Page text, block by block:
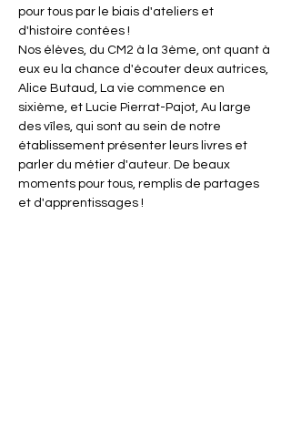
pour tous par le biais d'ateliers et
d'histoire contées !
Nos élèves, du CM2 à la 3ème, ont quant à
eux eu la chance d'écouter deux autrices,
Alice Butaud, La vie commence en
sixième, et Lucie Pierrat-Pajot, Au large
des vîles, qui sont au sein de notre
établissement présenter leurs livres et
parler du métier d'auteur. De beaux
moments pour tous, remplis de partages
et d'apprentissages !